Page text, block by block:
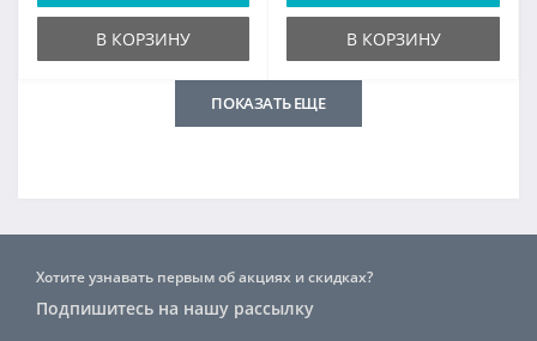
В КОРЗИНУ В КОРЗИНУ
ПОКАЗАТЬ ЕЩЕ
Хотите узнавать первым об акциях и скидках?
Подпишитесь на нашу рассылку